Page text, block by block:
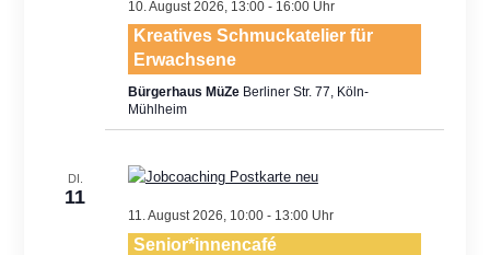
10. August 2026, 13:00- 16:00
Kreatives Schmuckatelier für
Erwachsene
Bürgerhaus MüZe Berliner Str. 77, Köln-
Mühlheim
DI.
11
11. August 2026, 10:00- 13:00
Senior*innencafé